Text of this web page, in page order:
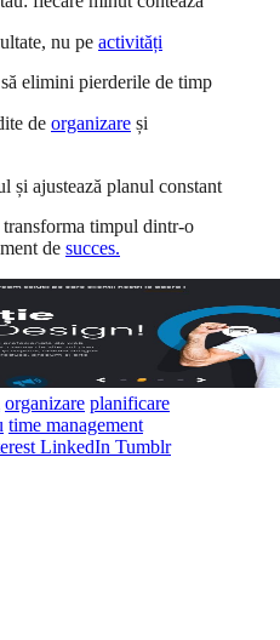
nu pe activități
elimini pierderile de timp
de organizare și
și ajustează planul constant
timpul dintr-o
de succes.
organizare planificare
time management
LinkedIn Tumblr